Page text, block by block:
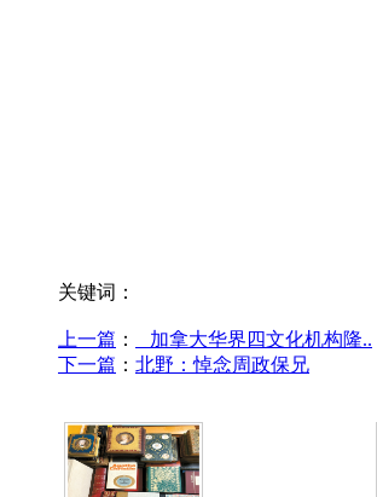
关键词：
上一篇 ：
加拿大华界四文化机构隆..
下一篇 ： 北野：悼念周政保兄